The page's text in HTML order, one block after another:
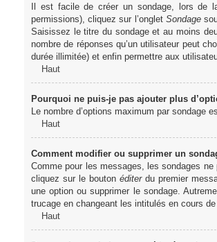
Il est facile de créer un sondage, lors de
permissions), cliquez sur l’onglet Sondage
Saisissez le titre du sondage et au moins
nombre de réponses qu’un utilisateur peut
durée illimitée) et enfin permettre aux
Haut
Pourquoi ne puis-je pas ajouter plus
Le nombre d’options maximum par sondage
Haut
Comment modifier ou supprimer un
Comme pour les messages, les sondages
cliquez sur le bouton éditerdu premier
une option ou supprimer le sondage.
trucage en changeant les intitulés en cours
Haut